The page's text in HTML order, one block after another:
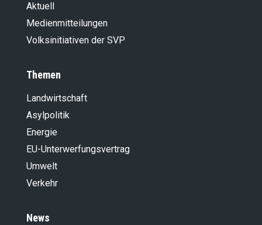
Aktuell
Medienmitteilungen
Volksinitiativen der SVP
Themen
Landwirt­schaft
Asylpolitik
Energie
EU-Unterwerfungsvertrag
Umwelt
Verkehr
News